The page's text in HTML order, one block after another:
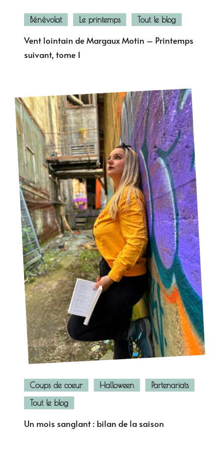
Bénévolat Le printemps Tout le blog
Vent lointain de Margaux Motin – Printemps
suivant, tome 1
Coups de coeur Halloween
Partenariats
Tout le blog
Un mois sanglant : bilan de la saison